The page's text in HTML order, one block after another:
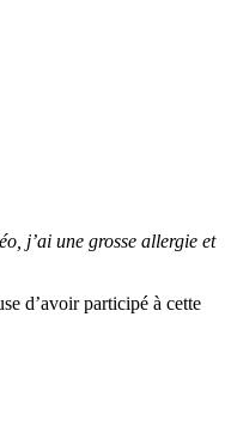
j’ai une grosse allergie et
d’avoir participé à cette